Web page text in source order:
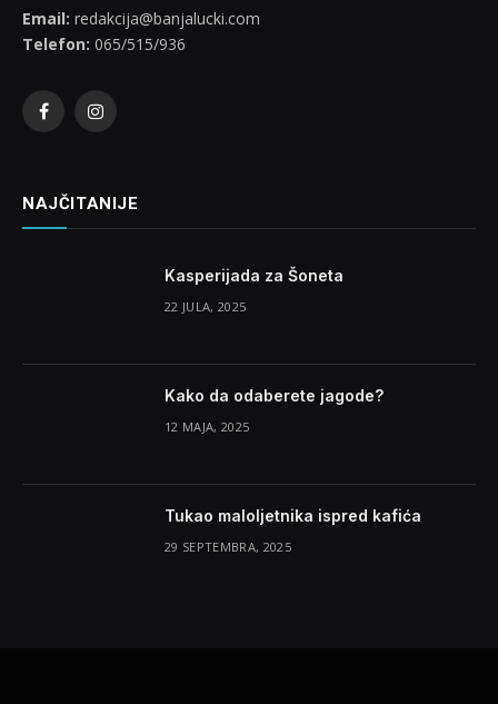
Email: redakcija@banjalucki.com
Telefon: 065/515/936
FacebookInstagram
NAJČITANIJE
Kasperijada za Šoneta
22 JULA, 2025
Kako da odaberete jagode?
12 MAJA, 2025
Tukao maloljetnika ispred kafića
29 SEPTEMBRA, 2025